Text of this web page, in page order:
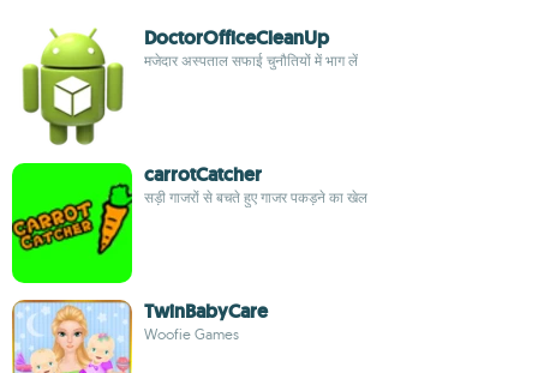
DoctorOfficeCleanUp
मजेदार अस्पताल सफाई चुनौतियों में भाग लें
carrotCatcher
सड़ी गाजरों से बचते हुए गाजर पकड़ने का खेल
TwinBabyCare
Woofie Games